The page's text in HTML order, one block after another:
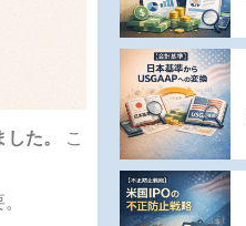
た。
こ